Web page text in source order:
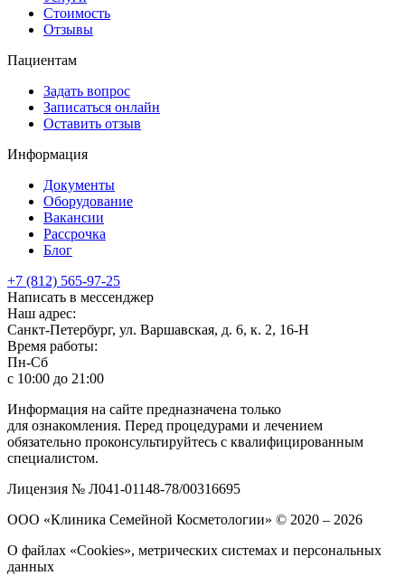
Стоимость
Отзывы
Пациентам
Задать вопрос
Записаться онлайн
Оставить отзыв
Информация
Документы
Оборудование
Вакансии
Рассрочка
Блог
+7 (812) 565-97-25
Написать в мессенджер
Наш адрес:
Санкт-Петербург, ул. Варшавская, д. 6, к. 2, 16-Н
Время работы:
Пн-Сб
с 10:00 до 21:00
Информация на сайте предназначена только
для ознакомления. Перед процедурами и лечением
обязательно проконсультируйтесь с квалифицированным
специалистом.
Лицензия № Л041-01148-78/00316695
ООО «Клиника Семейной Косметологии» © 2020 – 2026
О файлах «Cookies», метрических системах и персональных
данных